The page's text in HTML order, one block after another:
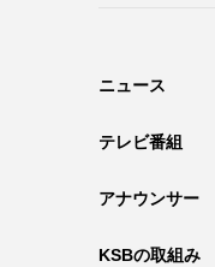
ニュース
テレビ番組
アナウンサー
KSBの取組み